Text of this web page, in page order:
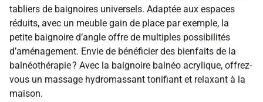
tabliers de baignoires universels. Adaptée aux espaces
réduits, avec un meuble gain de place par exemple, la
petite baignoire d’angle offre de multiples possibilités
d’aménagement. Envie de bénéficier des bienfaits de la
balnéothérapie ? Avec la baignoire balnéo acrylique, offrez-
vous un massage hydromassant tonifiant et relaxant à la
maison.